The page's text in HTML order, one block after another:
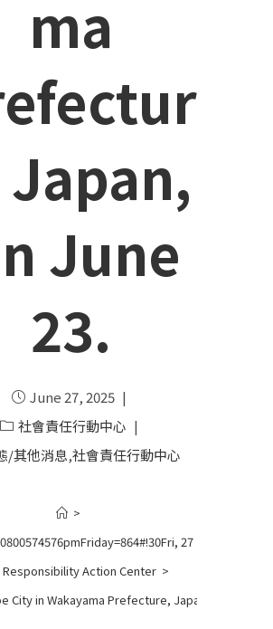
Ma
Japan,
June
23.
June 27, 2025
社會責任行動中心
/其他消息,社會責任行動中心
>
27 Jun 2025
Responsibility Action Center >
City in Wakayama Prefecture, Japan, on June 23.